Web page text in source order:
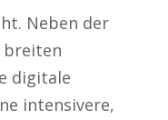
Neben der
breiten
digitale
intensivere,